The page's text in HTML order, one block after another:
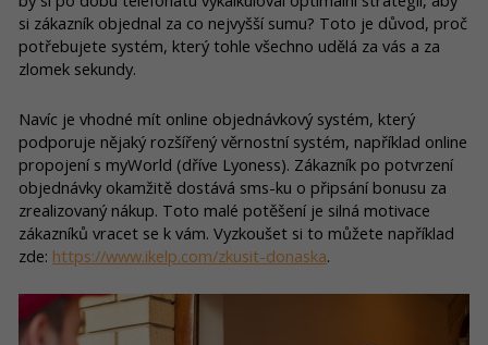
si zákazník objednal za co nejvyšší sumu? Toto je důvod, proč
potřebujete systém, který tohle všechno udělá za vás a za
zlomek sekundy.
Navíc je vhodné mít online objednávkový systém, který
podporuje nějaký rozšířený věrnostní systém, například online
propojení s myWorld (dříve Lyoness). Zákazník po potvrzení
objednávky okamžitě dostává sms-ku o připsání bonusu za
zrealizovaný nákup. Toto malé potěšení je silná motivace
zákazníků vracet se k vám. Vyzkoušet si to můžete například
zde: https://www.ikelp.com/zkusit-donaska.